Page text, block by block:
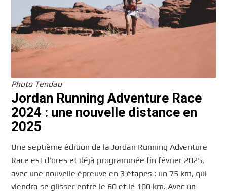
Photo Tendao
Jordan Running Adventure Race
2024 : une nouvelle distance en
2025
Une septième édition de la Jordan Running Adventure
Race est d’ores et déjà programmée fin février 2025,
avec une nouvelle épreuve en 3 étapes : un 75 km, qui
viendra se glisser entre le 60 et le 100 km. Avec un